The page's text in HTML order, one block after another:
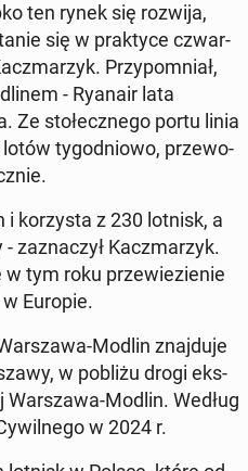
ten rynek się rozwija,
się w prak­ty­ce czwar­
Przy­po­mniał,
- Ryanair lata
Ze sto­łecz­ne­go portu linia
lotów ty­go­dnio­wo, prze­wo­
i ko­rzy­sta z 230 lotnisk, a
za­zna­czył Kacz­ma­rzyk.
w tym roku prze­wie­zie­nie
Europie.
Modlin znaj­du­je
w pobliżu drogi eks­
Modlin. Według
w 2024 r.